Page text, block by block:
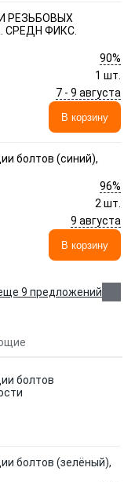
РЕЗЬБОВЫХ
СРЕДН ФИКС.
90%
1 шт.
7 - 9 августа
В корзину
болтов (синий),
96%
2 шт.
9 августа
В корзину
9 предложений
болтов
болтов (зелёный),